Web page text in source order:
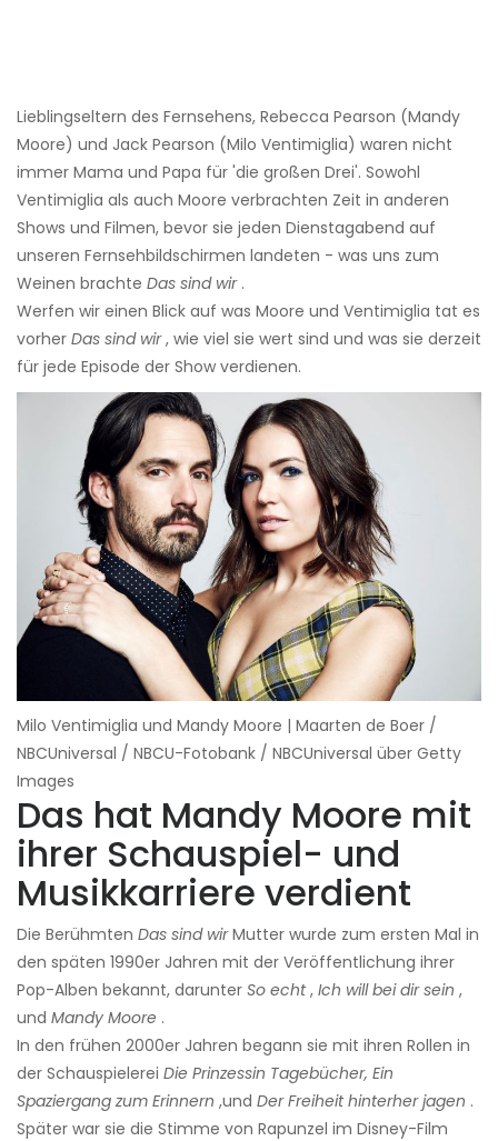
Lieblingseltern des Fernsehens, Rebecca Pearson (Mandy
Moore) und Jack Pearson (Milo Ventimiglia) waren nicht
immer Mama und Papa für 'die großen Drei'. Sowohl
Ventimiglia als auch Moore verbrachten Zeit in anderen
Shows und Filmen, bevor sie jeden Dienstagabend auf
unseren Fernsehbildschirmen landeten - was uns zum
Weinen brachte Das sind wir.
Werfen wir einen Blick auf was Moore und Ventimiglia tat es
vorher Das sind wir, wie viel sie wert sind und was sie derzeit
für jede Episode der Show verdienen.
Milo Ventimiglia und Mandy Moore | Maarten de Boer /
NBCUniversal / NBCU-Fotobank / NBCUniversal über Getty
Images
Das hat Mandy Moore mit
ihrer Schauspiel- und
Musikkarriere verdient
Die Berühmten Das sind wirMutter wurde zum ersten Mal in
den späten 1990er Jahren mit der Veröffentlichung ihrer
Pop-Alben bekannt, darunter So echt, Ich will bei dir sein ,
und Mandy Moore .
In den frühen 2000er Jahren begann sie mit ihren Rollen in
der Schauspielerei Die Prinzessin Tagebücher, Ein
Spaziergang zum Erinnern ,und Der Freiheit hinterher jagen .
Später war sie die Stimme von Rapunzel im Disney-Film